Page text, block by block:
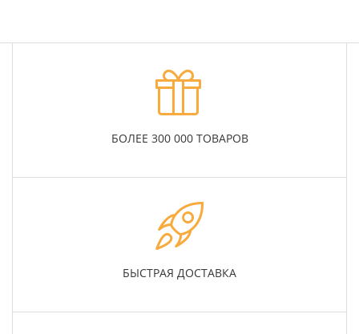
БОЛЕЕ 300 000 ТОВАРОВ
БЫСТРАЯ ДОСТАВКА